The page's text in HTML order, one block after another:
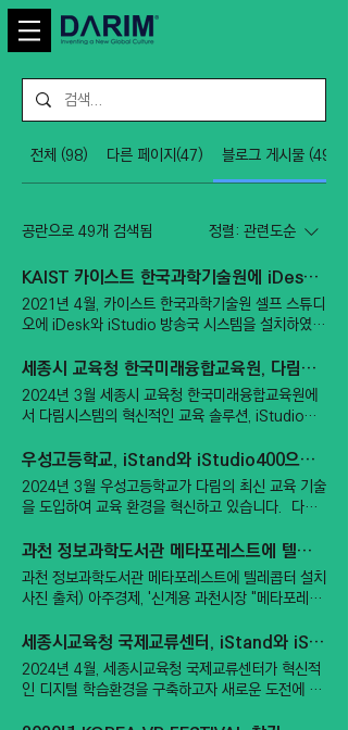
전체 (98) 다른 페이지(47) 블로그 게시물 (49)
공란으로 49개 검색됨 정렬: 관련도순
KAIST 카이스트 한국과학기술원에 iDesk 설치
2021년 4월, 카이스트 한국과학기술원 셀프 스튜디
오에 iDesk와 iStudio 방송국 시스템을 설치하였습
세종시 교육청 한국미래융합교육원, 다림시스템의 첨단 교육 솔루션 도입하다
2024년 3월 세종시 교육청 한국미래융합교육원에
서 다림시스템의 혁신적인 교육 솔루션, iStudio와
래융합교육원은 한층 더 진보된 교육 환경을 구축하
게 되었습니다. "최첨단 교육 기술의 도입" 다림시스
템은 이번 설치를 통해 한국미래융합교육원이 미래
형 교육의 선두주자로 나아갈 수 있도록 지원했습니
다. ​ iStudio 는 자동 강의 방송 시스템으로, 강사와
학생이 한 장소에 모이지 않아도 실시간으로 양방향
소통이 가능한 강의 환경을 제공합니다. 또한,
iDesk 는 스마트 데스크 시스템으로, 학생들이 강의
을 효율적으로 할 수 있도록 돕습니다. "교육 환경의
혁신" iStudio와 iDesk의 도입은 학생들에게 더 나
은 학습 환경을 제공하고, 교사들에게는 더 편리한
우성고등학교, iStand와 iStudio400으로 새로운 교실 수업의 길을 열다
2024년 3월 우성고등학교가 다림의 최신 교육 기술
을 도입하여 교육 환경을 혁신하고 있습니다. ​ 다림
이 해당 학교에 설치되어, 학생들과 교사들에게 새로
운 학습 경험을 제공하고 있습니다. iStand는
iStudio Console System 중 하나로 회의실, 방송
실에서 활용이 극대화되는 입식 방송국 입니다. 최대
5개의 디스플레이가 설치 가능해, 효율적인 강의 및
학습 환경을 제공합니다. 데스크, 모니터, 카메라, 마
이크 장착대를 포함하여 높은 품질의 디스플레이와
다림만의 VR 방송국 소프트웨어 iStudio와의 상호
과천 정보과학도서관 메타포레스트에 텔레콥터 설치
과천 정보과학도서관 메타포레스트에 텔레콥터 설치
사진 출처) 아주경제, '신계용 과천시장 "메타포레스
간될 것"', (과천)박재천 2023년 7월 12일, 다림시
스템의 TeleCopter가 과천 정보과학도서관 2층에
디지털 체험공간인 메타포레스트에 설치되었습니다.
메타버스 체험공간 메타포레스트는 메타버스와 포레
스트(Forest:숲)가 만나 메타버스 기술을 체험할 수
세종시교육청 국제교류센터, iStand와 iStudio400으로 새로운 학습 세계를 열다
2024년 4월, 세종시교육청 국제교류센터가 혁신적
인 디지털 학습환경을 구축하고자 새로운 도전에 나